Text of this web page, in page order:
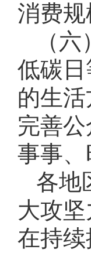
消费规
（
低碳
的生
完善
事事
各地
大攻
在持